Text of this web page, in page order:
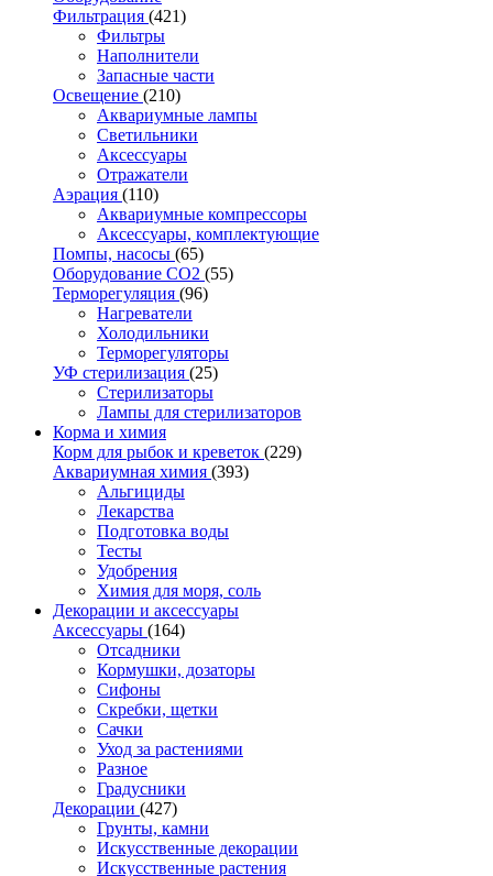
Фильтрация (421)
Фильтры
Наполнители
Запасные части
Освещение (210)
Аквариумные лампы
Светильники
Аксессуары
Отражатели
Аэрация (110)
Аквариумные компрессоры
Аксессуары, комплектующие
Помпы, насосы (65)
Оборудование CO2 (55)
Терморегуляция (96)
Нагреватели
Холодильники
Терморегуляторы
УФ стерилизация (25)
Стерилизаторы
Лампы для стерилизаторов
Корма и химия
Корм для рыбок и креветок (229)
Аквариумная химия (393)
Альгициды
Лекарства
Подготовка воды
Тесты
Удобрения
Химия для моря, соль
Декорации и аксессуары
Аксессуары (164)
Отсадники
Кормушки, дозаторы
Сифоны
Скребки, щетки
Сачки
Уход за растениями
Разное
Градусники
Декорации (427)
Грунты, камни
Искусственные декорации
Искусственные растения